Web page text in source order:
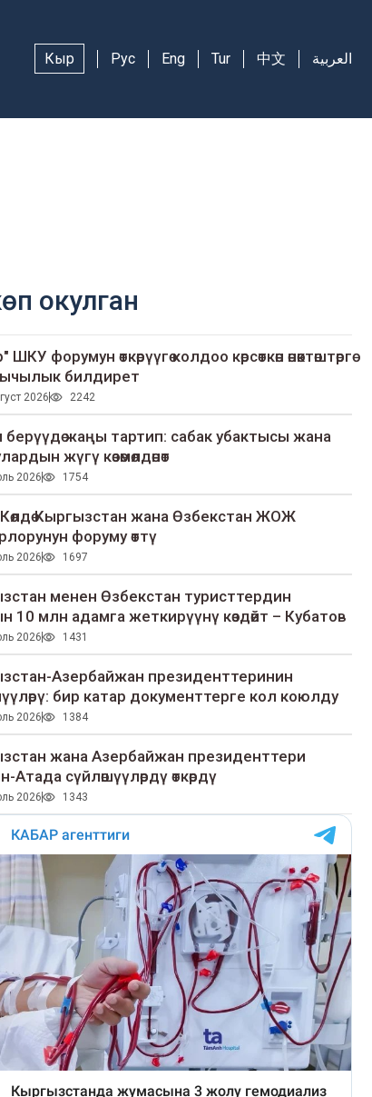
Кыр Рус Eng Tur 中文 العربية
окулган
форумун өткөрүүгө колдоо көрсөткөн өнөктөштөргө
билдирет
2026 2242
жаңы тартип: сабак убактысы жана
жүгү көзөмөлдөнөт
2026 1754
Кыргызстан жана Өзбекстан ЖОЖ
форуму өттү
2026 1697
менен Өзбекстан туристтердин
10 млн адамга жеткирүүнү көздөйт – Кубатов
2026 1431
Азербайжан президенттеринин
бир катар документтерге кол коюлду
2026 1384
жана Азербайжан президенттери
Атада сүйлөшүүлөрдү өткөрдү
2026 1343